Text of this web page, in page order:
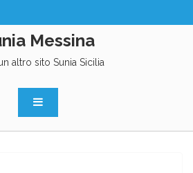
Messina
altro sito Sunia Sicilia